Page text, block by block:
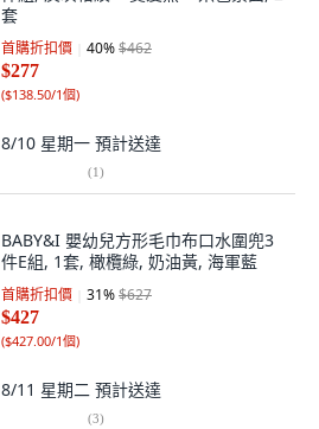
套
首購折扣價 40%$462
$277
($138.50/1個)
8/10 星期一 預計送達
(1)
BABY&I 嬰幼兒方形毛巾布口水圍兜3
件E組, 1套, 橄欖綠, 奶油黃, 海軍藍
首購折扣價 31%$627
$427
($427.00/1個)
8/11 星期二 預計送達
(3)